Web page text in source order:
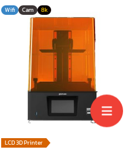
Wifi Cam 8k
LCD 3D Printer